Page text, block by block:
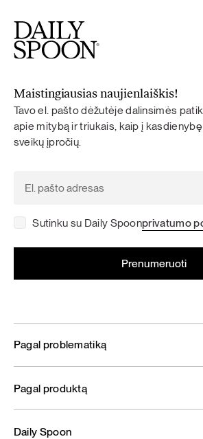
Maistingiausias naujienlaiškis!
Tavo el. pašto dėžutėje dalinsimės
apie mitybą ir triukais, kaip į
sveikų įpročių.
Sutinku su Daily Spoonprivatumo
Pagal problematiką
Pagal produktą
Daily Spoon